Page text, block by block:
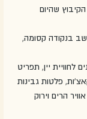
שהיום
בנקודה קסומה,
לחוויית יין, תפריט
פלטות גבינות
הרים וירוק